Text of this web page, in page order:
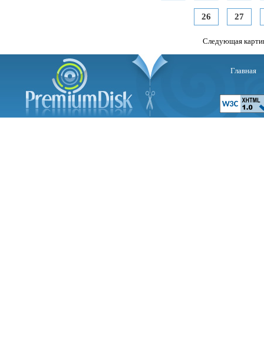
26 27
Следующая
Главная